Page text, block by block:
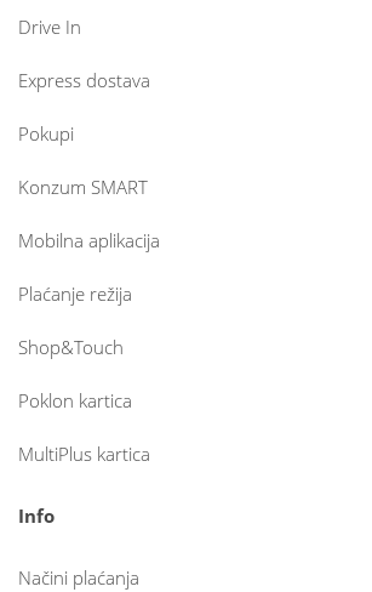
Drive In
Express dostava
Pokupi
Konzum SMART
Mobilna aplikacija
Plaćanje režija
Shop&Touch
Poklon kartica
MultiPlus kartica
Info
Načini plaćanja